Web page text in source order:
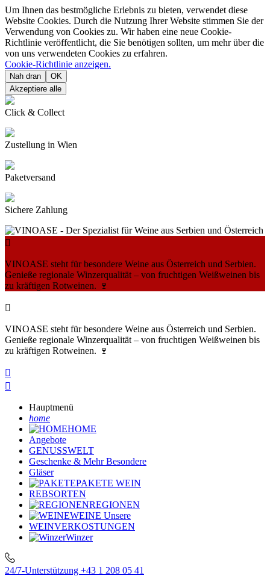
Um Ihnen das bestmögliche Erlebnis zu bieten, verwendet diese
Website Cookies. Durch die Nutzung Ihrer Website stimmen Sie der
Verwendung von Cookies zu. Wir haben eine neue Cookie-
Richtlinie veröffentlicht, die Sie benötigen sollten, um mehr über die
von uns verwendeten Cookies zu erfahren.
Cookie-Richtlinie anzeigen.
Nah dran
OK
Akzeptiere alle
Click & Collect
Zustellung in Wien
Paketversand
Sichere Zahlung

VINOASE steht für besondere Weine aus Österreich und Serbien.
Genieße regionale Winzerqualität – von fruchtigen Weißweinen bis
zu kräftigen Rotweinen. 🍷

VINOASE steht für besondere Weine aus Österreich und Serbien.
Genieße regionale Winzerqualität – von fruchtigen Weißweinen bis
zu kräftigen Rotweinen. 🍷


Hauptmenü
home
HOME
Angebote
GENUSSWELT
Geschenke & MehrBesondere
Gläser
PAKETE WEIN
REBSORTEN
REGIONEN
WEINE Unsere
WEINVERKOSTUNGEN
Winzer
24/7-Unterstützung +43 1 208 05 41